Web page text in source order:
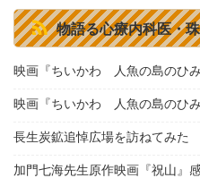
物語る心療内科医・
映画『ちいかわ 人魚の島のひ
映画『ちいかわ 人魚の島のひ
長生炭鉱追悼広場を訪ねてみた
加門七海先生原作映画『祝山』